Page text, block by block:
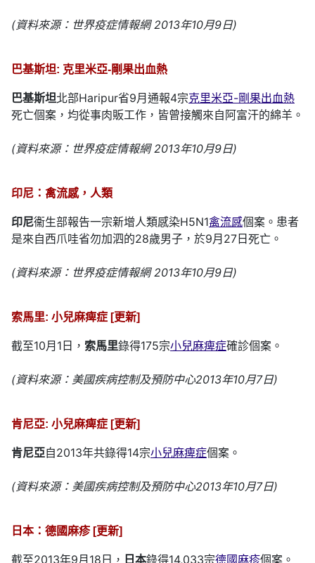
(資料來源：世界疫症情報網 2013年10月9日)
巴基斯坦: 克里米亞-剛果出血熱
巴基斯坦北部Haripur省9月通報4宗克里米亞-剛果出血熱
死亡個案，均從事肉販工作，皆曾接觸來自阿富汗的綿羊。
(資料來源：世界疫症情報網 2013年10月9日)
印尼：禽流感，人類
印尼衞生部報告一宗新增人類感染H5N1禽流感個案。患者
是來自西爪哇省勿加泗的28歲男子，於9月27日死亡。
(資料來源：世界疫症情報網 2013年10月9日)
索馬里: 小兒麻痺症 [更新]
截至10月1日， 索馬里錄得175宗小兒麻痺症確診個案。
(資料來源：美國疾病控制及預防中心2013年10月7日)
肯尼亞: 小兒麻痺症 [更新]
肯尼亞自2013年共錄得14宗小兒麻痺症個案。
(資料來源：美國疾病控制及預防中心2013年10月7日)
日本：德國麻疹 [更新]
截至2013年9月18日， 日本錄得14,033宗德國麻疹個案。